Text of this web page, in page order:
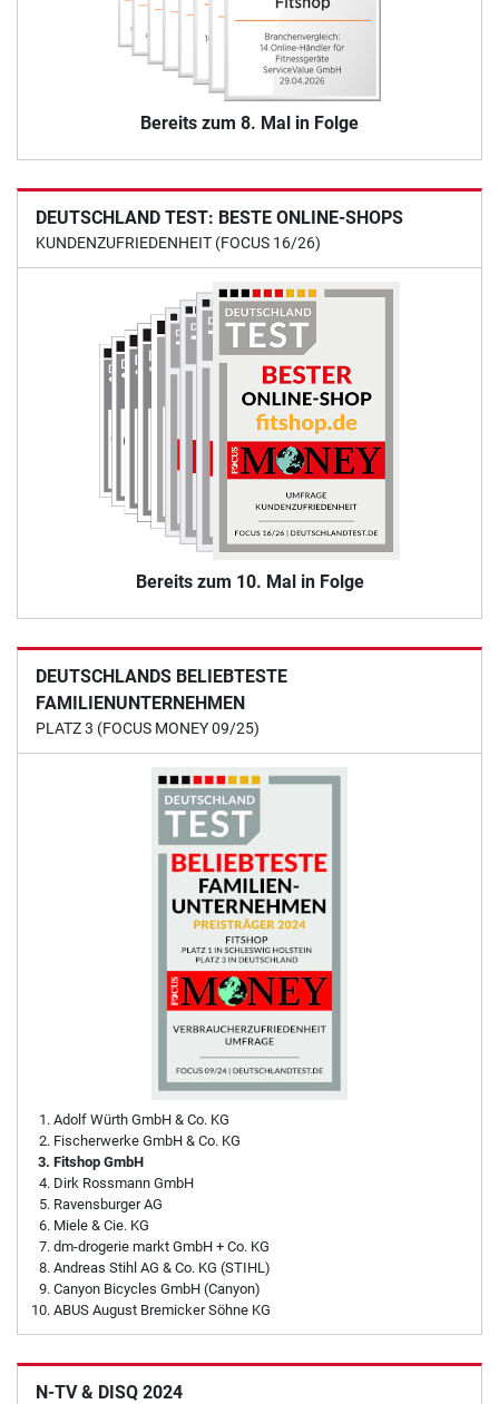
Bereits zum 8. Mal in Folge
DEUTSCHLAND TEST: BESTE ONLINE-SHOPS
KUNDENZUFRIEDENHEIT (FOCUS 16/26)
Bereits zum 10. Mal in Folge
DEUTSCHLANDS BELIEBTESTE
FAMILIENUNTERNEHMEN
PLATZ 3 (FOCUS MONEY 09/25)
Adolf Würth GmbH & Co. KG
Fischerwerke GmbH & Co. KG
Fitshop GmbH
Dirk Rossmann GmbH
Ravensburger AG
Miele & Cie. KG
dm-drogerie markt GmbH + Co. KG
Andreas Stihl AG & Co. KG (STIHL)
Canyon Bicycles GmbH (Canyon)
ABUS August Bremicker Söhne KG
N-TV & DISQ 2024